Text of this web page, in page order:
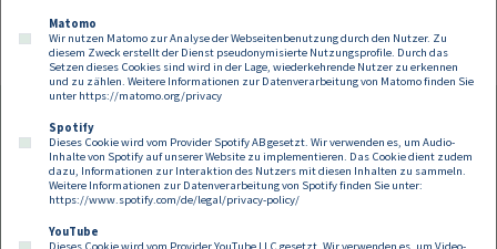
Footer
Kontakt Datenschutz
Impressum
Compliance
Cookies
Matomo
Wir nutzen Matomo zur Analyse der Webseitenbenutzung durch den Nutzer. Zu
diesem Zweck erstellt der Dienst pseudonymisierte Nutzungsprofile. Durch das
Setzen dieses Cookies sind wird in der Lage, wiederkehrende Nutzer zu erkennen
und zu zählen. Weitere Informationen zur Datenverarbeitung von Matomo finden Sie
unter https://matomo.org/privacy
Spotify
Dieses Cookie wird vom Provider Spotify AB gesetzt. Wir verwenden es, um Audio-
Inhalte von Spotify auf unserer Website zu implementieren. Das Cookie dient zudem
dazu, Informationen zur Interaktion des Nutzers mit diesen Inhalten zu sammeln.
Weitere Informationen zur Datenverarbeitung von Spotify finden Sie unter:
https://www.spotify.com/de/legal/privacy-policy/
YouTube
Dieses Cookie wird vom Provider YouTube LLC gesetzt. Wir verwenden es, um Video-